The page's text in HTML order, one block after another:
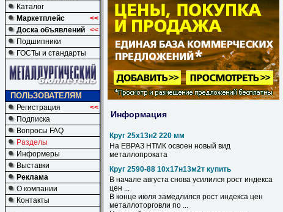
Каталог
Маркетплейс
<<
Доска объявлений <<
Подшипники
ГОСТы и стандарты
ПОЛЬЗОВАТЕЛЯМ
Регистрация
<<
Подписка
Вопросы FAQ
Разделы
Информеры
Выставки
Реклама
О компании
Контакты
Информация
Круг 25х13н2 220 мм
На ЕВРАЗ НТМК освоен новый вид
металлопроката
Круг 2590-88 10х17н13м2т купить
В начале августа снова усилился рост индекса
цен ...
В конце июля замедлился рост индекса цен
металлоторговли по ...